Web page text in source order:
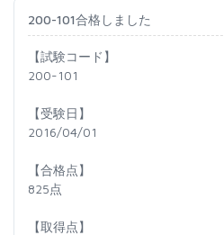
200-101合格しました
【試験コード】
200-101
【受験日】
2016/04/01
【合格点】
825点
【取得点】